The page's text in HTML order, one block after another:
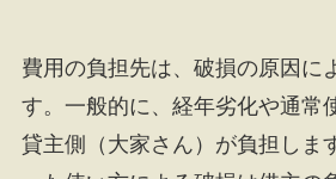
費用の負担先は、破損の原因に
す。一般的に、経年劣化や通常
貸主側（大家さん）が負担しま